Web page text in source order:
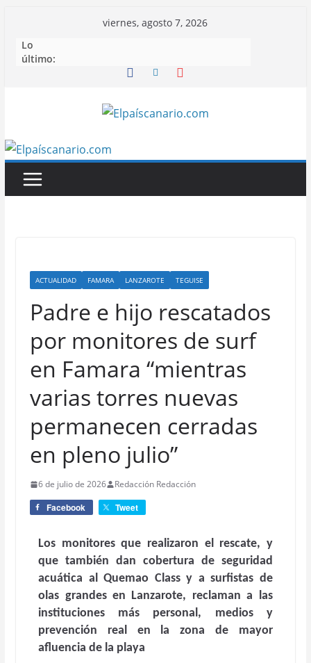
contenido
viernes, agosto 7, 2026
Lo
último:
ACTUALIDAD FAMARA LANZAROTE TEGUISE
Padre e hijo rescatados
por monitores de surf
en Famara “mientras
varias torres nuevas
permanecen cerradas
en pleno julio”
6 de julio de 2026 Redacción Redacción
Facebook Tweet
Los monitores que realizaron el rescate, y
que también dan cobertura de seguridad
acuática al Quemao Class y a surfistas de
olas grandes en Lanzarote, reclaman a las
instituciones más personal, medios y
prevención real en la zona de mayor
afluencia de la playa